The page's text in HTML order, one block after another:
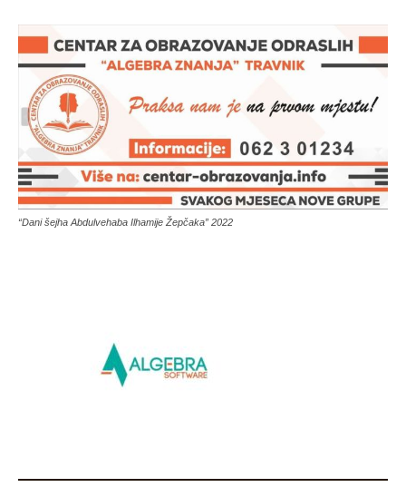
“Dani šejha Abdulvehaba Ilhamije Žepčaka” 2022